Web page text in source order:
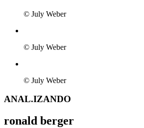
© July Weber
© July Weber
© July Weber
ANAL.IZANDO
ronald berger